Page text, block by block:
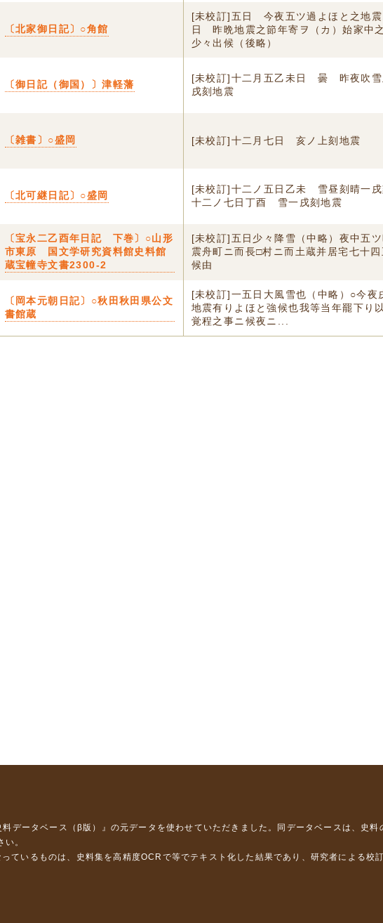
〔北家御日記〕○角館
[未校訂]五日 今夜五ツ過よほと之地震
日 昨晩地震之節年寄ヲ（カ）始家中
少々出候（後略）
〔御日記（御国）〕津軽藩
[未校訂]十二月五乙未日 曇 昨夜吹
戌刻地震
〔雑書〕○盛岡 [未校訂]十二月七日 亥ノ上刻地震
〔北可継日記〕○盛岡
[未校訂]十二ノ五日乙未 雪昼刻晴一戌
十二ノ七日丁酉 雪一戌刻地震
〔宝永二乙酉年日記 下巻〕○山形
市東原 国文学研究資料館史料館
蔵宝幢寺文書2300-2
[未校訂]五日少々降雪（中略）夜中五
震舟町ニ而長□村ニ而土蔵并居宅七十四
候由
〔岡本元朝日記〕○秋田秋田県公文
書館蔵
[未校訂]一五日大風雪也（中略）○今夜
地震有りよほと強候也我等当年罷下り
覚程之事ニ候夜ニ...
データベース（β版）』 の元データを使わせていただきました。同データベースは、史
い。
ているものは、史料集を高精度OCRで等でテキスト化した結果であり、研究者による校